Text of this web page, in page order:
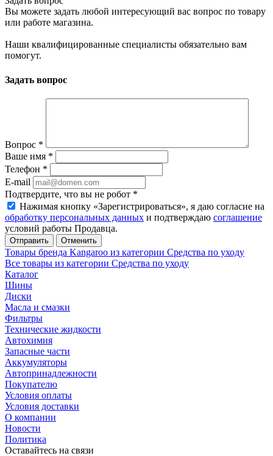
Вы можете задать любой интересующий вас вопрос по товару
или работе магазина.
Наши квалифицированные специалисты обязательно вам
помогут.
Задать вопрос
Вопрос *
Ваше имя *
Телефон *
E-mail
Подтвердите, что вы не робот *
Нажимая кнопку «Зарегистрироваться», я даю согласие на
обработку персональных данных и подтверждаю соглашение
условий работы Продавца.
Отменить
Товары бренда Kangaroo из категории Средства по уходу
Все товары из категории Средства по уходу
Каталог
Шины
Диски
Масла и смазки
Фильтры
Технические жидкости
Автохимия
Запасные части
Аккумуляторы
Автопринадлежности
Покупателю
Условия оплаты
Условия доставки
О компании
Новости
Политика
Оставайтесь на связи